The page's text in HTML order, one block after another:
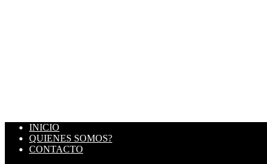
INICIO
QUIENES SOMOS?
CONTACTO